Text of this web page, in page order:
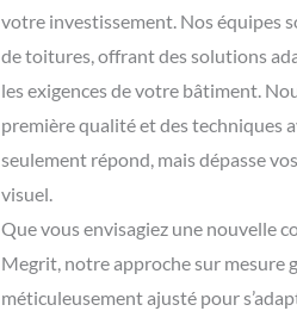
votre investissement. Nos équipes
de toitures, offrant des solutions
les exigences de votre bâtiment.
première qualité et des techniques
seulement répond, mais dépasse
visuel.
Que vous envisagiez une nouvelle
Megrit, notre approche sur mesure
méticuleusement ajusté pour